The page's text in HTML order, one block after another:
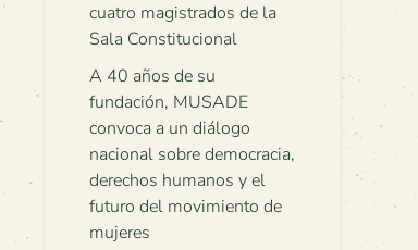
cuatro magistrados de la
Sala Constitucional
A 40 años de su
fundación, MUSADE
convoca a un diálogo
nacional sobre democracia,
derechos humanos y el
futuro del movimiento de
mujeres